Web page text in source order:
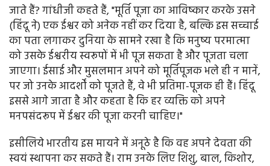
जाते हैं? गांधीजी कहते हैं, "मूर्ति पूजा का आविष्कार करके उसने
(हिंदू ने) एक ईश्वर को अनेक नहीं कर दिया है, बल्कि इस सच्चाई
का पता लगाकर दुनिया के सामने रखा है कि मनुष्य परमात्मा
को उसके ईश्वरीय स्वरूपों में भी पूज सकता है और पूजता चला
जाएगा। ईसाई और मुसलमान अपने को मूर्तिपूजक भले ही न मानें,
पर जो उनके आदर्शों को पूजते हैं, वे भी प्रतिमा-पूजक ही हैं। हिंदू
इससे आगे जाता है और कहता है कि हर व्यक्ति को अपने
मनपसंदरूप में ईश्वर की पूजा करनी चाहिए।"
इसीलिये भारतीय इस मायने में अनूठे है कि वह अपने देवता की
स्वयं स्थापना कर सकते हैं। राम उनके लिए शिशु, बाल, किशोर,